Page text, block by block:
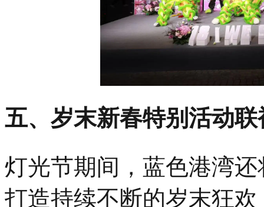
五、岁末新春特别活动联
灯光节期间，蓝色港湾
打造持续不断的岁末狂欢